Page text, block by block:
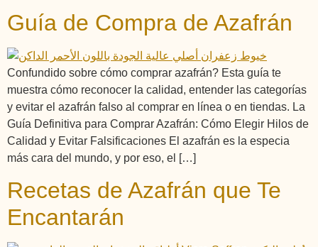
Guía de Compra de Azafrán
Confundido sobre cómo comprar azafrán? Esta guía te
muestra cómo reconocer la calidad, entender las categorías
y evitar el azafrán falso al comprar en línea o en tiendas. La
Guía Definitiva para Comprar Azafrán: Cómo Elegir Hilos de
Calidad y Evitar Falsificaciones El azafrán es la especia
más cara del mundo, y por eso, el […]
Recetas de Azafrán que Te
Encantarán